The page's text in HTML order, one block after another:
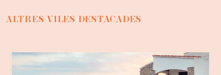
ALTRES VILES DESTACADES